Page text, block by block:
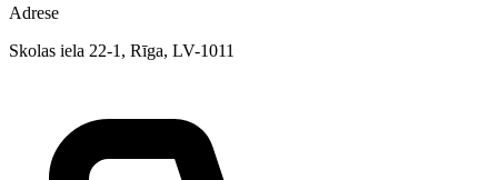
Adrese
Skolas iela 22-1, Rīga, LV-1011